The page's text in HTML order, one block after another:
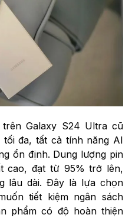
Galaxy S24 Ultra cũ
đa, tất cả tính năng AI
ổn định. Dung lượng pin
cao, đạt từ 95% trở lên,
lâu dài. Đây là lựa chọn
tiết kiệm ngân sách
phẩm có độ hoàn thiện